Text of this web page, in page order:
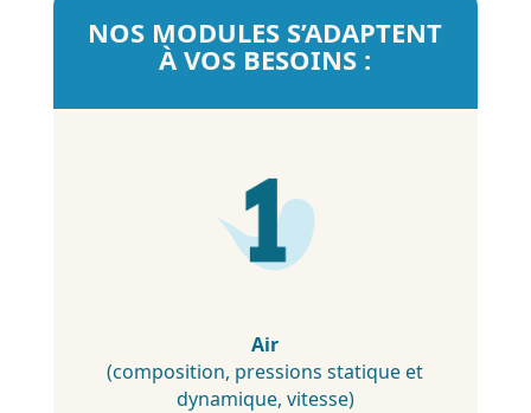
NOS MODULES S’ADAPTENT
À VOS BESOINS :
Air
(composition, pressions statique et
dynamique, vitesse)